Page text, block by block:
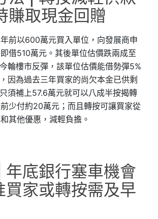
賺取現金回贈
前以600萬元買入單位，向發展商申
借510萬元。其後單位估價跌兩成至
輪樓市反彈，該單位估價能借勢彈5%
因為過去三年買家的尚欠本金已供剩
須補上57.6萬元就可以八成半按揭轉
少付約20萬元；而且轉按可讓買家從
其他優惠，減輕負擔。
年底銀行塞車機會
買家或轉按需及早